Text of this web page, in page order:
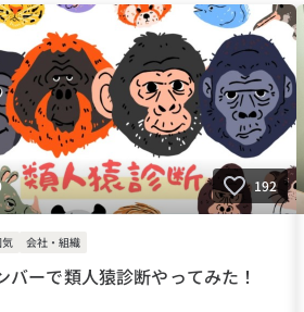
#面接担当の素顔 #営業 #通信
#スマホ
帯 #インターネット #愛知県
#大阪府
阜県 #静岡県 #広島県 #岡山県
#名古屋市
市 #岐阜市 #静岡市 #エブリワンズ
ズの人たち #ベンチャー #東海 #関西 #中国
192
会社・組織
バーで類人猿診断やってみた！